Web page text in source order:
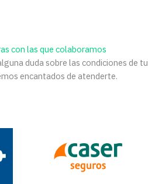
con las que colaboramos
duda sobre las condiciones de tu
encantados de atenderte.